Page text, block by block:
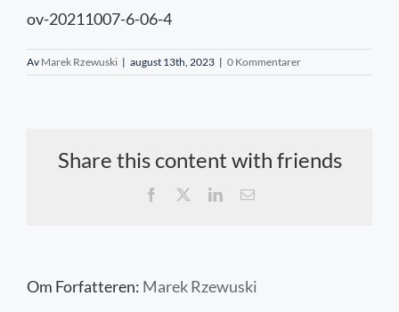
Øvrevoll treningsdager
NoARK
ov-20211007-6-06-4
Av Marek Rzewuski | august 13th, 2023 | 0 Kommentarer
Share this content with friends
Facebook LinkedIn
E-
Om Forfatteren: Marek Rzewuski